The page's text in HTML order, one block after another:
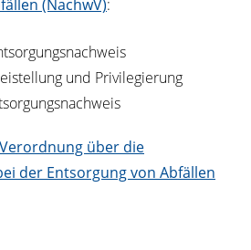
(NachwV):
und Privilegierung
Verordnung über die
der Entsorgung von Abfällen